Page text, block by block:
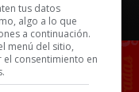
tus datos
algo a lo que
a continuación.
menú del sitio,
consentimiento en